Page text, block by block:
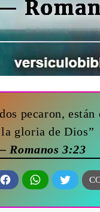
pecaron,
la gloria de Dios”
Romanos 3:23